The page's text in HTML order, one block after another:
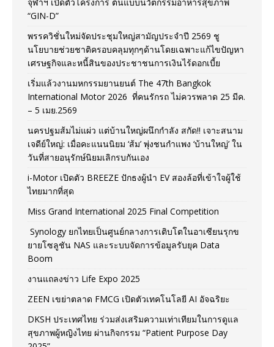
“GIN-D”
พรรควิชั่นใหม่จัดประชุมใหญ่สามัญประจำปี 2569 ชู
นโยบายช่วยชาติครอบคลุมทุกๆด้านโดยเฉพาะแก้ไขปัญหา
เศรษฐกิจและหนี้สินของประชาชนการเงินไร้ดอกเบี้ย
เริ่มแล้วงานมหกรรมยานยนต์ The 47th Bangkok
International Motor 2026 ที่คนรักรถ ไม่ควรพลาด 25 มีค.
– 5 เมย.2569
นครปฐมส้มไม่แผ่ว แต่บ้านใหญ่ผนึกกำลัง สกัด!! เจาะสนาม
เจดีย์ใหญ่: เมื่อคะแนนนิยม ‘ส้ม’ พุ่งชนกำแพง ‘บ้านใหญ่’ ใน
วันที่สายอนุรักษ์นิยมเลิกรบกันเอง
i-Motor เปิดตัว BREEZE ปักธงผู้นำ EV สองล้อที่เข้าใจผู้ใช้
ไทยมากที่สุด
Miss Grand International 2025 Final Competition
Synology ยกไทยเป็นศูนย์กลางการเติบโตในอาเซียนรุกข
ยายโซลูชัน NAS และระบบจัดการข้อมูลรับยุค Data
Boom
งานแถลงข่าว Life Expo 2025
ZEEN เขย่าตลาด FMCG เปิดตัวเทคโนโลยี AI อัจฉริยะ
DKSH ประเทศไทย ร่วมส่งเสริมความเท่าเทียมในการดูแล
สุขภาพผู้หญิงไทย ผ่านกิจกรรม “Patient Purpose Day